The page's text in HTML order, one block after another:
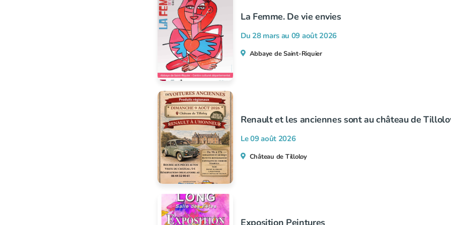
La Femme. De vie envies
Du 28 mars au 09 août 2026
Abbaye de Saint-Riquier
Renault et les anciennes sont au château de
Le 09 août 2026
Château de Tilloloy
Exposition Peintures